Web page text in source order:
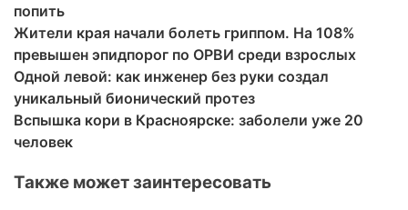
попить
Жители края начали болеть гриппом. На 108%
превышен эпидпорог по ОРВИ среди взрослых
Одной левой: как инженер без руки создал
уникальный бионический протез
Вспышка кори в Красноярске: заболели уже 20
человек
Также может заинтересовать